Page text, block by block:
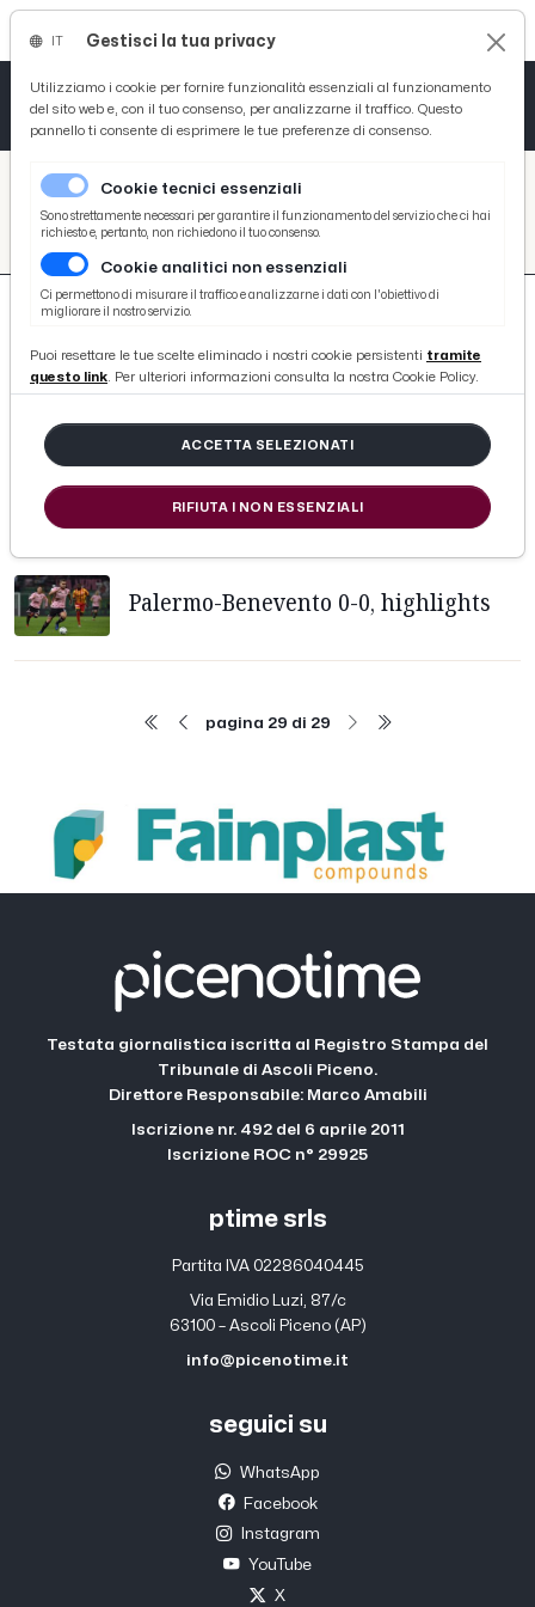
/ Picenotime
/ search
/
Palermo-Benevento 0-0: le voci di
Stellone, Brignoli e Bucchi post gara
Palermo-Benevento 0-0, highlights
pagina 29 di 29
Testata giornalistica iscritta al Registro Stampa del
Tribunale di Ascoli Piceno.
Direttore Responsabile: Marco Amabili
Iscrizione nr. 492 del 6 aprile 2011
Iscrizione ROC n° 29925
ptime srls
Partita IVA 02286040445
Via Emidio Luzi, 87/c
63100 – Ascoli Piceno (AP)
info@picenotime.it
seguici su
WhatsApp
Facebook
Instagram
YouTube
X
Gestisci la tua privacy
Utilizziamo i cookie per fornire funzionalità essenziali al funzionamento
del sito web e, con il tuo consenso, per analizzarne il traffico. Questo
pannello ti consente di esprimere le tue preferenze di consenso.
Cookie tecnici essenziali
Sono strettamente necessari per garantire il funzionamento del servizio che ci hai
richiesto e, pertanto, non richiedono il tuo consenso.
Cookie analitici non essenziali
Ci permettono di misurare il traffico e analizzarne i dati con l'obiettivo di
migliorare il nostro servizio.
Puoi resettare le tue scelte eliminado i nostri cookie persistenti tramite
questo link. Per ulteriori informazioni consulta la nostra Cookie Policy.
ACCETTA SELEZIONATI
RIFIUTA I NON ESSENZIALI
Tutto News
Tutto Sport
Basket
Ciclismo
Tutto Curiosità